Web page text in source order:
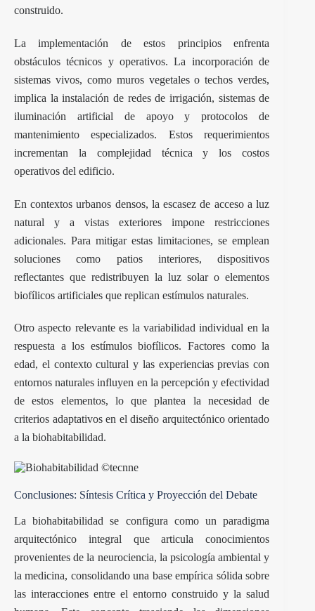
construido.
La implementación de estos principios enfrenta
obstáculos técnicos y operativos. La incorporación de
sistemas vivos, como muros vegetales o techos verdes,
implica la instalación de redes de irrigación, sistemas de
iluminación artificial de apoyo y protocolos de
mantenimiento especializados. Estos requerimientos
incrementan la complejidad técnica y los costos
operativos del edificio.
En contextos urbanos densos, la escasez de acceso a luz
natural y a vistas exteriores impone restricciones
adicionales. Para mitigar estas limitaciones, se emplean
soluciones como patios interiores, dispositivos
reflectantes que redistribuyen la luz solar o elementos
biofílicos artificiales que replican estímulos naturales.
Otro aspecto relevante es la variabilidad individual en la
respuesta a los estímulos biofílicos. Factores como la
edad, el contexto cultural y las experiencias previas con
entornos naturales influyen en la percepción y efectividad
de estos elementos, lo que plantea la necesidad de
criterios adaptativos en el diseño arquitectónico orientado
a la biohabitabilidad.
Conclusiones: Síntesis Crítica y Proyección del Debate
La biohabitabilidad se configura como un paradigma
arquitectónico integral que articula conocimientos
provenientes de la neurociencia, la psicología ambiental y
la medicina, consolidando una base empírica sólida sobre
las interacciones entre el entorno construido y la salud